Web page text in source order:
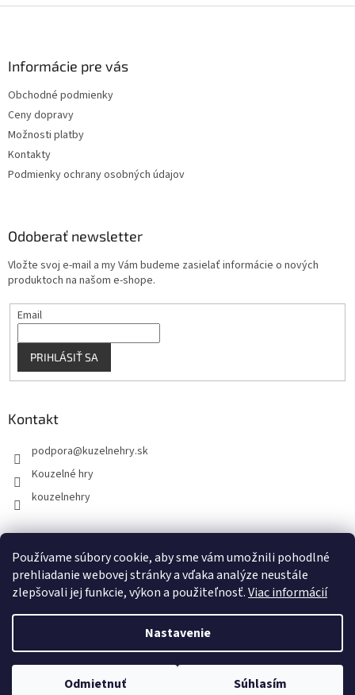
Používame súbory cookie, aby sme vám umožnili pohodlné
prehliadanie webovej stránky a vďaka analýze neustále
zlepšovali jej funkcie, výkon a použiteľnosť.Viac informácií
Nastavenie
Odmietnuť Súhlasím
Informácie pre vás
Obchodné podmienky
Ceny dopravy
Možnosti platby
Kontakty
Podmienky ochrany osobných údajov
Odoberať newsletter
Vložte svoj e-mail a my Vám budeme zasielať informácie o nových
produktoch na našom e-shope.
Email
PRIHLÁSIŤ SA
Kontakt
podpora@kuzelnehry.sk
Kouzelné hry
kouzelnehry
KouzelneHry.cz Gamebrand.sk
Vytvoril Shoptet
Copyright 2026KuzelneHry.sk . Všetky práva vyhradené.